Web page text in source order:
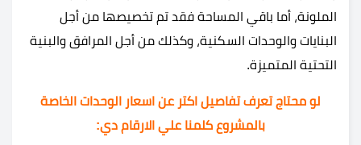
الملونة، أما باقي المساحة فقد تم تخصيصها من أجل
البنايات والوحدات السكنية، وكذلك من أجل المرافق والبنية
التحتية المتميزة.
لو محتاج تعرف تفاصيل اكتر عن اسعار الوحدات الخاصة
بالمشروع كلمنا علي الارقام دي: